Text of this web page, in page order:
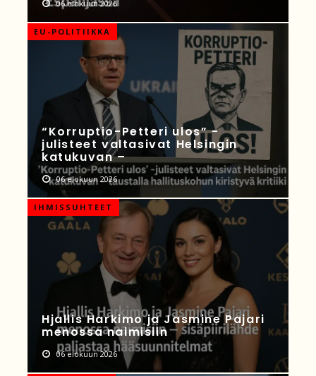
06 elokuun 2026
EU-POLITIIKKA
“Korruptio-Petteri ulos” -
julisteet valtasivat Helsingin
katukuvan –
06 elokuun 2026
IHMISSUHTEET
Hjallis Harkimo ja Jasmine Pajari
menossa naimisiin
06 elokuun 2026